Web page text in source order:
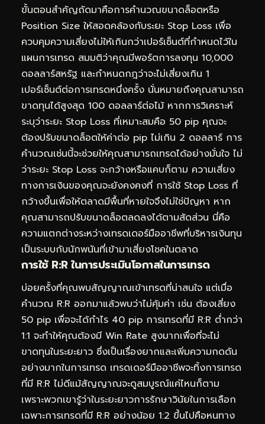
ขั้นตอนสำคัญถัดมาคือการคำนวณขนาดล็อตหรือ
Position Size ให้สอดคล้องกับระยะ Stop Loss เพื่อ
ควบคุมความเสี่ยงไม่ให้เกินกว่าเปอร์เซ็นต์ที่กำหนดไว้ใน
แผนการเทรด สมมติว่าคุณมีพอร์ตการลงทุน 10,000
ดอลลาร์สหรัฐ และกำหนดกฎว่าจะไม่เสี่ยงเกิน 1
เปอร์เซ็นต์ต่อการเทรดหนึ่งครั้ง นั่นหมายถึงคุณสามารถ
ขาดทุนได้สูงสุด 100 ดอลลาร์ต่อไม้ หากการวิเคราะห์
ระบุว่าระยะ Stop Loss ที่เหมาะสมคือ 50 pip คุณจะ
ต้องปรับขนาดล็อตให้ค่าต่อ pip ไม่เกิน 2 ดอลลาร์ การ
คำนวณเช่นนี้จะช่วยให้คุณสามารถเทรดได้อย่างมั่นใจ ไม่
ว่าระยะ Stop Loss จะกว้างหรือแคบก็ตาม ความเสี่ยง
ทางการเงินของคุณจะยังคงคงที่ การใช้ Stop Loss ที่
กว้างขึ้นเพื่อให้ตลาดมีพื้นที่หายใจจึงไม่ใช่ปัญหา หาก
คุณสามารถปรับขนาดล็อตลดลงได้ตามสัดส่วน นี่คือ
ความแตกต่างระหว่างเทรดเดอร์มืออาชีพที่บริหารเงินทุน
เป็นระบบกับนักพนันที่เข้ามาเสี่ยงโชคในตลาด
การใช้ R:R ในการประเมินโอกาสในการเทรด
บ่อยครั้งที่คุณพบสัญญาณเข้าเทรดที่น่าสนใจ แต่เมื่อ
คำนวณ R:R ออกมาแล้วพบว่าไม่คุ้มค่า เช่น ต้องเสี่ยง
50 pip เพื่อจะได้กำไร 40 pip การเทรดที่มี R:R ต่ำกว่า
1:1 จะทำให้คุณต้องมี Win Rate สูงมากเพื่อที่จะไม่
ขาดทุนในระยะยาว ซึ่งเป็นเรื่องยากและเพิ่มความกดดัน
อย่างมากในการเทรด เทรดเดอร์มืออาชีพจะทิ้งการเทรด
ที่มี R:R ไม่ดีแม้สัญญาณจะดูสมบูรณ์แค่ไหนก็ตาม
เพราะพวกเขารู้ว่าในระยะยาวการรักษาวินัยในการเลือก
เฉพาะการเทรดที่มี R:R อย่างน้อย 1:2 ขึ้นไปคือหนทาง